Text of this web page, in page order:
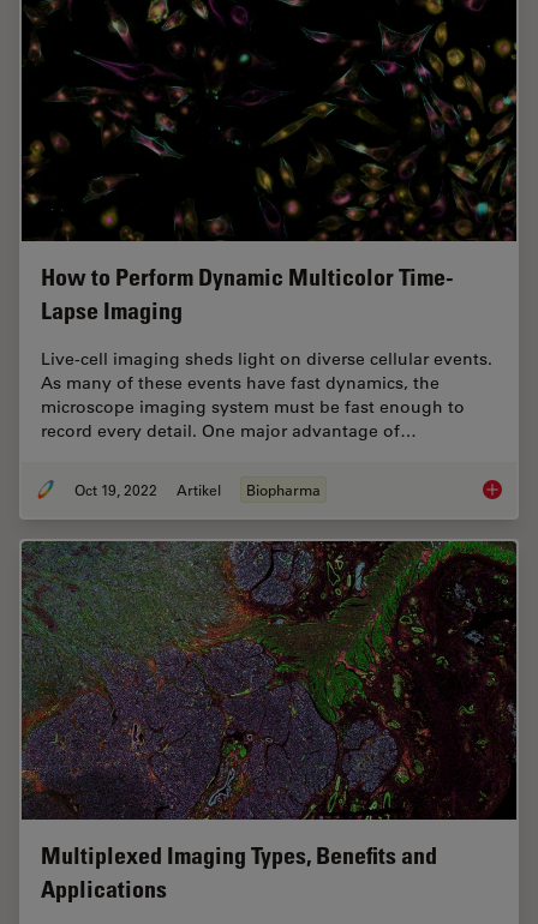
How to Perform Dynamic Multicolor Time-
Lapse Imaging
Live-cell imaging sheds light on diverse cellular events.
As many of these events have fast dynamics, the
microscope imaging system must be fast enough to
record every detail. One major advantage of…
Oct 19, 2022 Artikel Biopharma How to
Multiplexed Imaging Types, Benefits and
Applications